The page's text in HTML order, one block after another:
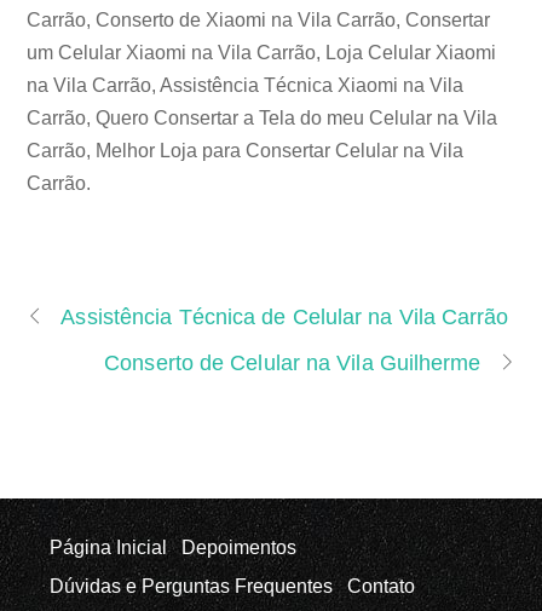
Carrão, Conserto de Xiaomi na Vila Carrão, Consertar
um Celular Xiaomi na Vila Carrão, Loja Celular Xiaomi
na Vila Carrão, Assistência Técnica Xiaomi na Vila
Carrão, Quero Consertar a Tela do meu Celular na Vila
Carrão, Melhor Loja para Consertar Celular na Vila
Carrão.
Assistência Técnica de Celular na Vila Carrão
Conserto de Celular na Vila Guilherme
Página Inicial
Depoimentos
Dúvidas e Perguntas Frequentes
Contato